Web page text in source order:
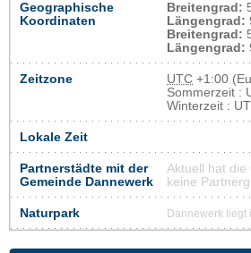
Geographische
Koordinaten
Breitengrad:
Längengrad:
Breitengrad:
Längengrad:
Zeitzone UTC +1:00
Sommerzeit :
Winterzeit :
Lokale Zeit
Partnerstädte mit der
Gemeinde Dannewerk
Aktuell hat die
keine
Naturpark Dannewerk liegt